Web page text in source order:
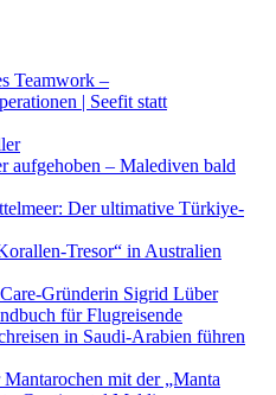
Teamwork –
| Seefit statt
aufgehoben – Malediven bald
Der ultimative Türkiye-
Tresor“ in Australien
Gründerin Sigrid Lüber
für Flugreisende
in Saudi-Arabien führen
mit der „Manta